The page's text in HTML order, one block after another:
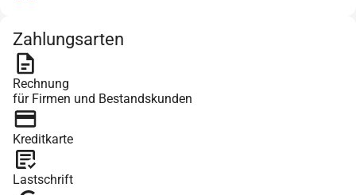
Zahlungsarten
Rechnung
für Firmen und Bestandskunden
Kreditkarte
Lastschrift